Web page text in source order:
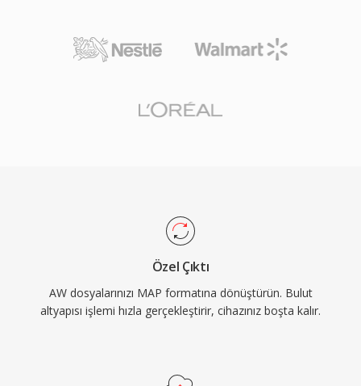
Özel Çıktı
AW dosyalarınızı MAP formatına dönüştürün. Bulut
altyapısı işlemi hızla gerçekleştirir, cihazınız boşta kalır.